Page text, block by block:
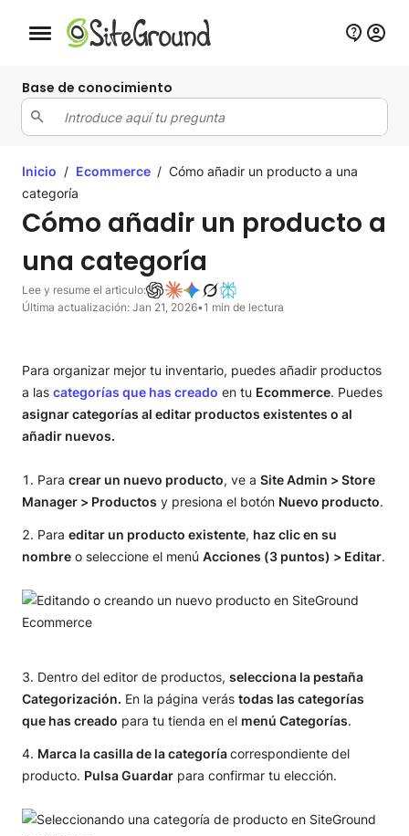
Botón de navegación móvil
Base de conocimiento
Inicio / Ecommerce / Cómo añadir un producto a una
categoría
Cómo añadir un producto a
una categoría
Lee y resume el articulo:
Última actualización: Jan 21, 2026•1 min de lectura
Para organizar mejor tu inventario, puedes añadir productos
a las categorías que has creado en tu Ecommerce. Puedes
asignar categorías al editar productos existentes o al
añadir nuevos.
Para crear un nuevo producto, ve a Site Admin > Store
Manager > Productos y presiona el botón Nuevo producto.
Para editar un producto existente, haz clic en su
nombre o seleccione el menú Acciones (3 puntos) > Editar.
Dentro del editor de productos, selecciona la pestaña
Categorización. En la página verás todas las categorías
que has creado para tu tienda en el menú Categorías.
Marca la casilla de la categoríacorrespondiente del
producto. Pulsa Guardar para confirmar tu elección.